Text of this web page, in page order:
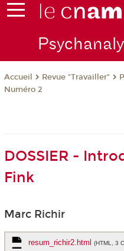
Psychanaly
Accueil Revue "Travailler"
Numéro 2
DOSSIER -
Fink
Marc Richir
resum_richir2.html (HTML, 3